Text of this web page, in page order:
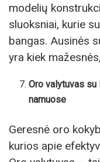
modelių
sluoksniai, kurie
bangas. Ausinės
yra kiek
Oro valytuvas su
namuose
Geresnė oro
kurios apie